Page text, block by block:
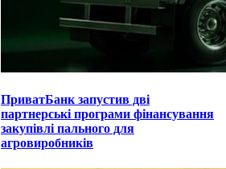
ПриватБанк запустив дві
партнерські програми фінансування
закупівлі пального для
агровиробників